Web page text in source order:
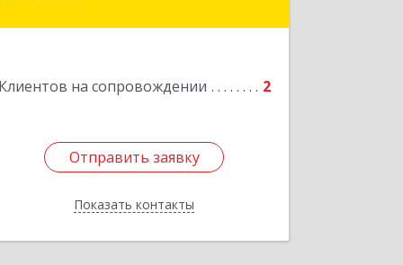
Клиентов на сопровождении 2
Отправить заявку
Показать контакты
Отправить заявку
Назад